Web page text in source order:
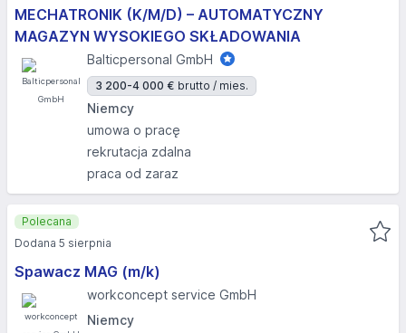
MECHATRONIK (K/M/D) – AUTOMATYCZNY
MAGAZYN WYSOKIEGO SKŁADOWANIA
Balticpersonal GmbH
3 200-4 000 € brutto / mies.
Niemcy
umowa o pracę
rekrutacja zdalna
praca od zaraz
Spawacz MAG (m/k)
workconcept service GmbH
Niemcy
Polecana
Dodana 5 sierpnia